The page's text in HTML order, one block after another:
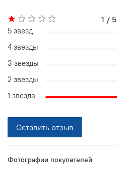
Фотографии покупателей
1 / 5
5 звезд
4 звезды
3 звезды
2 звезды
1 звезда
Оставить отзыв